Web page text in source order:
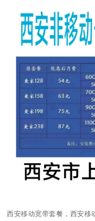
西安移动宽带套餐，西安移